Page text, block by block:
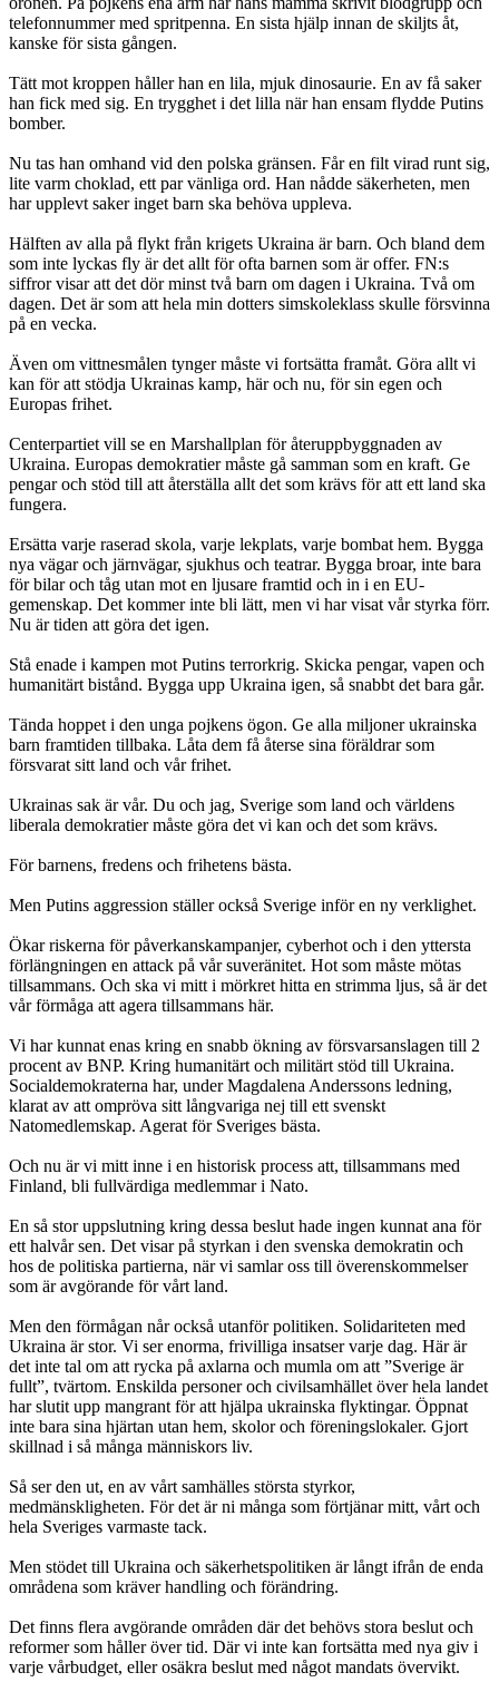
telefonnummer med spritpenna. En sista hjälp innan de skiljts åt,
kanske för sista gången.
Tätt mot kroppen håller han en lila, mjuk dinosaurie. En av få saker
han fick med sig. En trygghet i det lilla när han ensam flydde Putins
bomber.
Nu tas han omhand vid den polska gränsen. Får en filt virad runt sig,
lite varm choklad, ett par vänliga ord. Han nådde säkerheten, men
har upplevt saker inget barn ska behöva uppleva.
Hälften av alla på flykt från krigets Ukraina är barn. Och bland dem
som inte lyckas fly är det allt för ofta barnen som är offer. FN:s
siffror visar att det dör minst två barn om dagen i Ukraina. Två om
dagen. Det är som att hela min dotters simskoleklass skulle försvinna
på en vecka.
Även om vittnesmålen tynger måste vi fortsätta framåt. Göra allt vi
kan för att stödja Ukrainas kamp, här och nu, för sin egen och
Europas frihet.
Centerpartiet vill se en Marshallplan för återuppbyggnaden av
Ukraina. Europas demokratier måste gå samman som en kraft. Ge
pengar och stöd till att återställa allt det som krävs för att ett land ska
fungera.
Ersätta varje raserad skola, varje lekplats, varje bombat hem. Bygga
nya vägar och järnvägar, sjukhus och teatrar. Bygga broar, inte bara
för bilar och tåg utan mot en ljusare framtid och in i en EU-
gemenskap. Det kommer inte bli lätt, men vi har visat vår styrka förr.
Nu är tiden att göra det igen.
Stå enade i kampen mot Putins terrorkrig. Skicka pengar, vapen och
humanitärt bistånd. Bygga upp Ukraina igen, så snabbt det bara går.
Tända hoppet i den unga pojkens ögon. Ge alla miljoner ukrainska
barn framtiden tillbaka. Låta dem få återse sina föräldrar som
försvarat sitt land och vår frihet.
Ukrainas sak är vår. Du och jag, Sverige som land och världens
liberala demokratier måste göra det vi kan och det som krävs.
För barnens, fredens och frihetens bästa.
Men Putins aggression ställer också Sverige inför en ny verklighet.
Ökar riskerna för påverkanskampanjer, cyberhot och i den yttersta
förlängningen en attack på vår suveränitet. Hot som måste mötas
tillsammans. Och ska vi mitt i mörkret hitta en strimma ljus, så är det
vår förmåga att agera tillsammans här.
Vi har kunnat enas kring en snabb ökning av försvarsanslagen till 2
procent av BNP. Kring humanitärt och militärt stöd till Ukraina.
Socialdemokraterna har, under Magdalena Anderssons ledning,
klarat av att ompröva sitt långvariga nej till ett svenskt
Natomedlemskap. Agerat för Sveriges bästa.
Och nu är vi mitt inne i en historisk process att, tillsammans med
Finland, bli fullvärdiga medlemmar i Nato.
En så stor uppslutning kring dessa beslut hade ingen kunnat ana för
ett halvår sen. Det visar på styrkan i den svenska demokratin och
hos de politiska partierna, när vi samlar oss till överenskommelser
som är avgörande för vårt land.
Men den förmågan når också utanför politiken. Solidariteten med
Ukraina är stor. Vi ser enorma, frivilliga insatser varje dag. Här är
det inte tal om att rycka på axlarna och mumla om att ”Sverige är
fullt”, tvärtom. Enskilda personer och civilsamhället över hela landet
har slutit upp mangrant för att hjälpa ukrainska flyktingar. Öppnat
inte bara sina hjärtan utan hem, skolor och föreningslokaler. Gjort
skillnad i så många människors liv.
Så ser den ut, en av vårt samhälles största styrkor,
medmänskligheten. För det är ni många som förtjänar mitt, vårt och
hela Sveriges varmaste tack.
Men stödet till Ukraina och säkerhetspolitiken är långt ifrån de enda
områdena som kräver handling och förändring.
Det finns flera avgörande områden där det behövs stora beslut och
reformer som håller över tid. Där vi inte kan fortsätta med nya giv i
varje vårbudget, eller osäkra beslut med något mandats övervikt.